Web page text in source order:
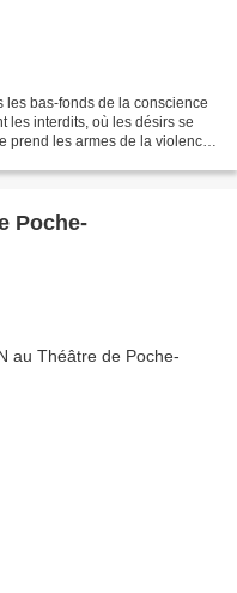
bas-fonds de la conscience
les interdits, où les désirs se
les armes de la violence.
Poche-